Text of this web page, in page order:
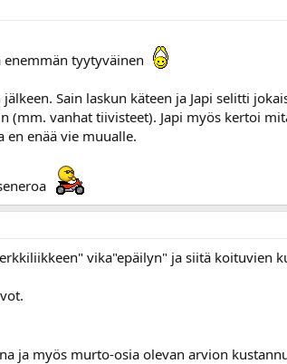
enemmän tyytyväinen
Sain laskun käteen ja Japi selitti
(mm. vanhat tiivisteet). Japi myös kertoi
en enää vie muualle.
vika"epäilyn" ja siitä koituvien
ja myös murto-osia olevan arvion